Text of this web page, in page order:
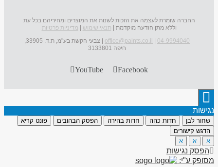
החברה שומרת לעצמה את הזכות לשנות את המוצרים ומחיריהם בכל עת
וללא מתן הודעה מוקדמת | תנאי שימוש
מדיניות פרטיות
04-9994040
office@paints.co.il
| צבעי הקשת בע"מ, ת.ד. 33905,
חיפה 3133801
Facebook
YouTube
נגישות
שחור לבן חדות כהה חדות בהירה הפסק הבהובים
פונט קריא
הדגש קישורים
א
א א
הפסק נגישות
מסופק ע"י: